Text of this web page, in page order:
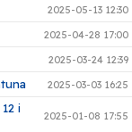
2025-05-13 12:30
2025-04-28 17:00
2025-03-24 12:39
2025-03-03 16:25
i
2025-01-08 17:55